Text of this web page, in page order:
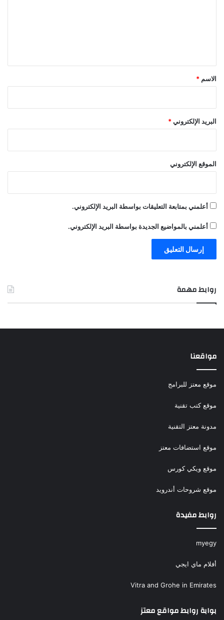
*
الاسم *
البريد الإلكتروني*
الموقع الإلكتروني
أعلمني بمتابعة التعليقات بواسطة البريد الإلكتروني.
أعلمني بالمواضيع الجديدة بواسطة البريد الإلكتروني.
روابط مهمة
مواقعنا
موقع معتز للبرامج
موقع كتب تقنية
مدونة معتز التقنية
موقع استضافات معتز
موقع ويكي كورس
موقع شروحات أندرويد
روابط مفيدة
myegy
أفلام ماي ايجي
Vitra and Grohe in Emirates
بوابة روابط مواقع معتز